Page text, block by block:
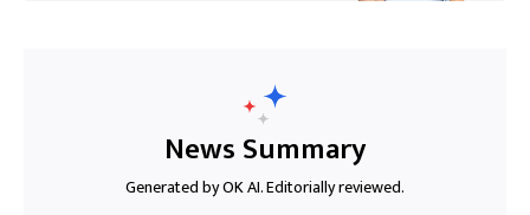
News Summary
Generated by OK AI. Editorially reviewed.